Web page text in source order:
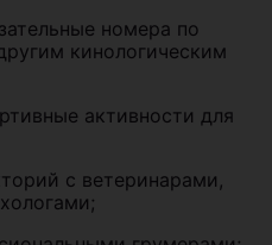
номера по
кинологическим
активности для
с ветеринарами,